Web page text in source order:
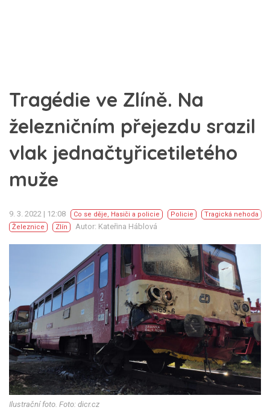
Tragédie ve Zlíně. Na
železničním přejezdu srazil
vlak jednačtyřicetiletého
muže
9. 3. 2022 | 12:08 Co se děje, Hasiči a policie Policie
Tragická nehoda
Železnice
Zlín Autor: Kateřina Háblová
Ilustrační foto. Foto: dicr.cz